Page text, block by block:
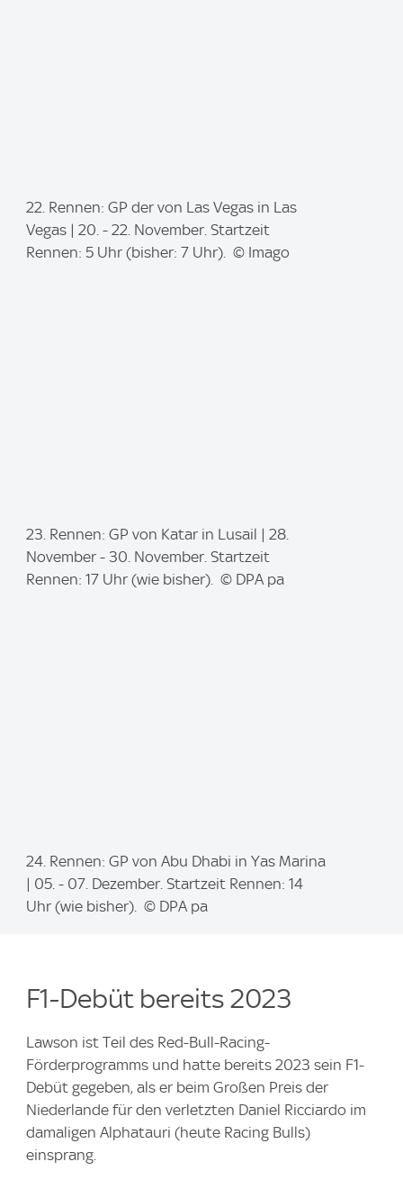
m
22. Rennen: GP der von Las Vegas in Las
Vegas | 20. - 22. November. Startzeit
Rennen: 5 Uhr (bisher: 7 Uhr). © Imago
m
23. Rennen: GP von Katar in Lusail | 28.
November - 30. November. Startzeit
Rennen: 17 Uhr (wie bisher). © DPA pa
m
24. Rennen: GP von Abu Dhabi in Yas Marina
| 05. - 07. Dezember. Startzeit Rennen: 14
Uhr (wie bisher). © DPA pa
F1-Debüt bereits 2023
Lawson ist Teil des Red-Bull-Racing-
Förderprogramms und hatte bereits 2023 sein F1-
Debüt gegeben, als er beim Großen Preis der
Niederlande für den verletzten Daniel Ricciardo im
damaligen Alphatauri (heute Racing Bulls)
einsprang.